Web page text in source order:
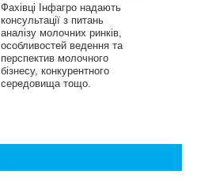
Фахівці Інфагро надають
консультації з питань
аналізу молочних ринків,
особливостей ведення та
перспектив молочного
бізнесу, конкурентного
середовища тощо.